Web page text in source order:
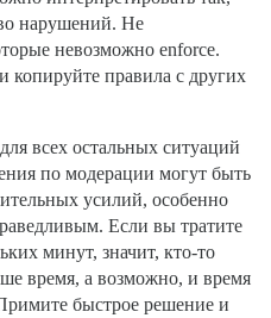
нарушений. Не
невозможно enforce.
копируйте правила с других
всех остальных ситуаций
по модерации могут быть
усилий, особенно
Если вы тратите
минут, значит, кто-то
время, а возможно, и время
быстрое решение и